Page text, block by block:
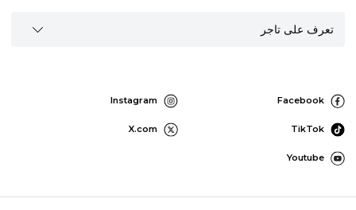
تعرف على تاجر
Facebook
Instagram
TikTok
X.com
Youtube